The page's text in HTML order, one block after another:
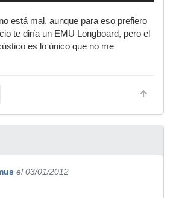
está mal, aunque para eso prefiero
te diría un EMU Longboard, pero el
es lo único que no me
el 03/01/2012